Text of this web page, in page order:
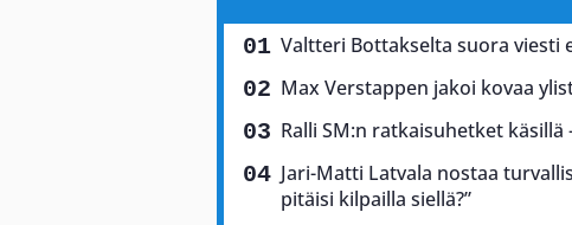
Valtteri Bottakselta suora viesti
Max Verstappen jakoi kovaa
Ralli SM:n ratkaisuhetket
Jari-Matti Latvala nostaa
pitäisi kilpailla siellä?”